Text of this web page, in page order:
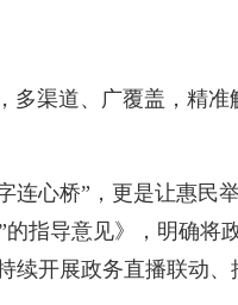
多渠道、广覆盖，精准
心桥”，更是让惠民
指导意见》，明确将
续开展政务直播联动、